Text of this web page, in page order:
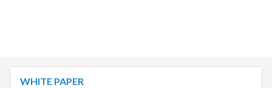
WHITE PAPER